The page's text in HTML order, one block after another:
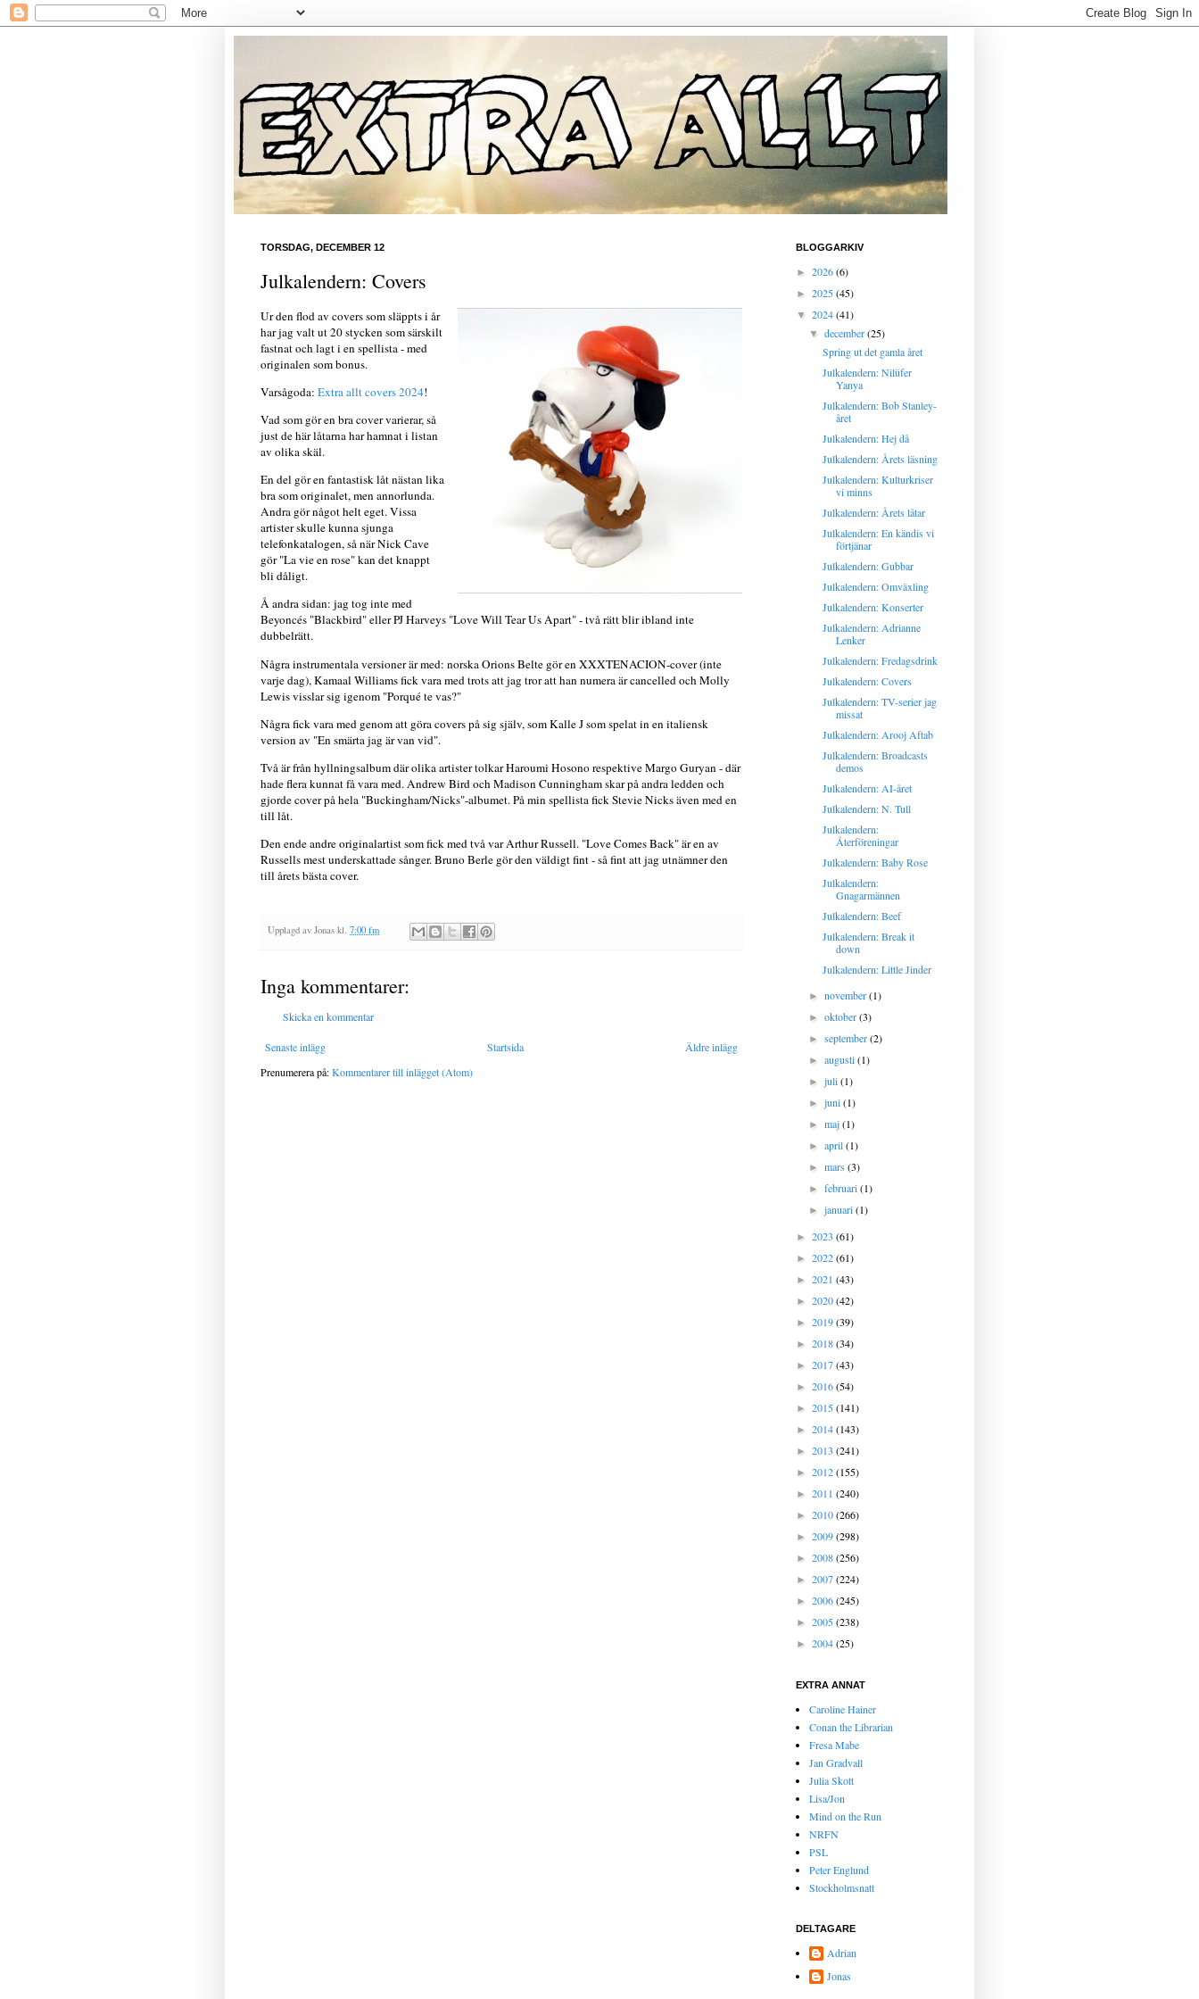
TORSDAG, DECEMBER 12
Julkalendern: Covers
Ur den flod av covers som släppts i år
har jag valt ut 20 stycken som särskilt
fastnat och lagt i en spellista - med
originalen som bonus.
Varsågoda: Extra allt covers 2024!
Vad som gör en bra cover varierar, så
just de här låtarna har hamnat i listan
av olika skäl.
En del gör en fantastisk låt nästan lika
bra som originalet, men annorlunda.
Andra gör något helt eget. Vissa
artister skulle kunna sjunga
telefonkatalogen, så när Nick Cave
gör "La vie en rose" kan det knappt
bli dåligt.
Å andra sidan: jag tog inte med
Beyoncés "Blackbird" eller PJ Harveys "Love Will Tear Us Apart" - två rätt blir ibland inte
dubbelrätt.
Några instrumentala versioner är med: norska Orions Belte gör en XXXTENACION-cover (inte
varje dag), Kamaal Williams fick vara med trots att jag tror att han numera är cancelled och Molly
Lewis visslar sig igenom "Porqué te vas?"
Några fick vara med genom att göra covers på sig själv, som Kalle J som spelat in en italiensk
version av "En smärta jag är van vid".
Två är från hyllningsalbum där olika artister tolkar Haroumi Hosono respektive Margo Guryan - där
hade flera kunnat få vara med. Andrew Bird och Madison Cunningham skar på andra ledden och
gjorde cover på hela "Buckingham/Nicks"-albumet. På min spellista fick Stevie Nicks även med en
till låt.
Den ende andre originalartist som fick med två var Arthur Russell. "Love Comes Back" är en av
Russells mest underskattade sånger. Bruno Berle gör den väldigt fint - så fint att jag utnämner den
till årets bästa cover.
Upplagd av Jonas kl. 7:00 fm
Inga kommentarer:
Skicka en kommentar
Senaste inlägg Äldre inlägg
Startsida
Prenumerera på:Kommentarer till inlägget (Atom)
BLOGGARKIV
► 2026(6)
► 2025(45)
▼ 2024(41)
▼december(25)
Spring ut det gamla året
Julkalendern: Nilüfer
Yanya
Julkalendern: Bob Stanley-
året
Julkalendern: Hej då
Julkalendern: Årets läsning
Julkalendern: Kulturkriser
vi minns
Julkalendern: Årets låtar
Julkalendern: En kändis vi
förtjänar
Julkalendern: Gubbar
Julkalendern: Omväxling
Julkalendern: Konserter
Julkalendern: Adrianne
Lenker
Julkalendern: Fredagsdrink
Julkalendern: Covers
Julkalendern: TV-serier jag
missat
Julkalendern: Arooj Aftab
Julkalendern: Broadcasts
demos
Julkalendern: AI-året
Julkalendern: N. Tull
Julkalendern:
Återföreningar
Julkalendern: Baby Rose
Julkalendern:
Gnagarmännen
Julkalendern: Beef
Julkalendern: Break it
down
Julkalendern: Little Jinder
►november(1)
►oktober(3)
►september(2)
►augusti(1)
►juli(1)
►juni(1)
►maj(1)
►april(1)
►mars(3)
►februari(1)
►januari(1)
► 2023 (61)
► 2022(61)
► 2021 (43)
► 2020(42)
► 2019(39)
► 2018(34)
► 2017(43)
► 2016(54)
► 2015(141)
► 2014(143)
► 2013 (241)
► 2012(155)
► 2011 (240)
► 2010(266)
► 2009(298)
► 2008(256)
► 2007(224)
► 2006(245)
► 2005(238)
► 2004(25)
EXTRA ANNAT
Caroline Hainer
Conan the Librarian
Fresa Mabe
Jan Gradvall
Julia Skott
Lisa/Jon
Mind on the Run
NRFN
PSL
Peter Englund
Stockholmsnatt
DELTAGARE
Adrian
Jonas